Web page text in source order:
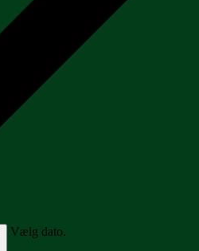
Vælg dato.